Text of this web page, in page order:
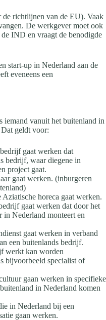
richtlijnen van de EU). Vaak
De werkgever moet ook
IND en vraagt de benodigde
start-up in Nederland aan de
eveneens een
iemand vanuit het buitenland in
geldt voor:
gaat werken dat
bedrijf, waar diegene in
project gaat.
gaat werken. (inburgeren
horeca gaat werken.
gaat werken dat door het
in Nederland monteert en
gaat werken in verband
een buitenlands bedrijf.
werkt kan worden
bijvoorbeeld specialist of
gaan werken in specifieke
in Nederland komen
in Nederland bij een
gaan werken.